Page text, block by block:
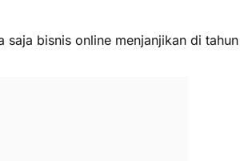
saja bisnis online menjanjikan di